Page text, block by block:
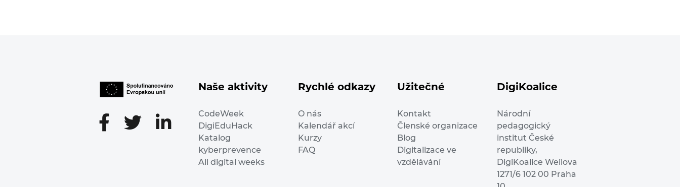
Naše aktivity
CodeWeek
DigiEduHack
Katalog
kyberprevence
All digital weeks
Rychlé odkazy
O nás
Kalendář akcí
Kurzy
FAQ
Užitečné
Kontakt
Členské organizace
Blog
Digitalizace ve
vzdělávání
DigiKoalice
Národní
pedagogický
institut České
republiky,
DigiKoalice Weilova
1271/6 102 00 Praha